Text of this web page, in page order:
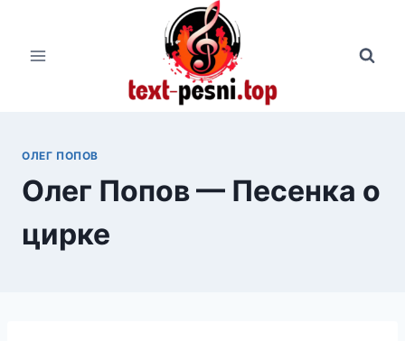
содержимому
ОЛЕГ ПОПОВ
Олег Попов — Песенка о
цирке